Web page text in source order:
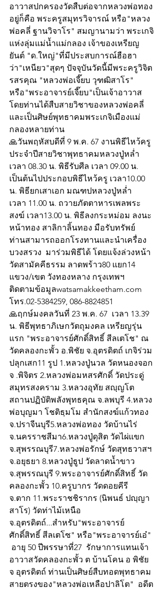
อาวาสปกครองวัดสืบต่อจากหลวงพ่อทอง
อยู่ก็คือ พระครูสมุทรวิจารณ์ หรือ"หลวง
พ่อคลี่ ฐานวิจาโร" สมญานามว่า พระเกจิ
แห่งลุ่มแม่น้ำแม่กลอง เจ้าของเหรียญ
ยันต์ "ด.ใหญ่"ที่มีประสบการณ์ฮือฮา
ว่า"เหนียว"สุดๆ ปัจจุบันวัดนี้มีพระครูวิจิต
รสรคุณ "หลวงพ่อเจี๊ยบ วุฑฒิสาโร"
หรือ"พระอาจารย์เจี๊ยบ"เป็นเจ้าอาวาส
โดยท่านได้สืบสายวิชาของหลวงพ่อคลี่
และเป็นศิษย์พุทธาคมพระเกจิเมืองแม่
กลองหลายท่าน
🙏วันพฤหัสบดีที่ 9 พ.ค. 67 งานพิธีไหว้ครู
ประจำปีสายวิชาพุทธาคมหลวงปู่หล่ำ
เวลา 08.30 น. พิธีรับศีล เวลา 09.00 น.
เป็นต้นไปประกอบพิธีไหว้ครู เวลา10.00
น. พิธียกเสาเอก มณฑปหลวงปู่หล่ำ
เวลา 11.00 น. ถวายภัตตาหารเพลพระ
สงฆ์ เวลา13.00 น. พิธีลงกระหม่อม ลงนะ
หน้าทอง สาลิกาลิ้นทอง มือรับทรัพย์
ท่านสามารถออกโรงทานและนำเครื่อง
บวงสรวง  มาร่วมพิธีได้ โดยแจ้งล่วงหน้า
วัดสามัคคีธรรม ลาดพร้าว80 แยก14
แขวง/เขต วังทองหลาง กรุงเทพฯ
ติดตามข้อมูลwatsamakkeetham.com
โทร.02-5384259, 086-8824851
🙏ฤกษ์มงคลวันที่ 23 พ.ค. 67  เวลา 13.39
น. พิธีพุทธาภิเษกวัตถุมงคล เหรียญรุ่น
แรก "พระอาจารย์ศักดิ์สิทธิ์ สีลเตโช" ณ
วัดคลองกะพั้ว อ.พิชัย จ.อุตรดิตถ์ เกจิร่วม
ปลุกเสก11 รูป 1.หลวงปู่นวล วัดหนองจอก
จ .พิจิตร 2.หลวงพ่อมหสรศักดิ์ วัดประดู่
สมุทรสงคราม 3.หลวงอุทัย สญฺญโต
สถานปฏิบัติพลังพุทธคุณ จ.ลพบุรี 4.หลวง
พ่อบุญมา โชติธฺมโม สำนักสงฆ์แก้วทอง
จ.ปราจีนบุรี5.หลวงพ่อทอง วัดบ้านไร่
จ.นครราชสีมา6.หลวงปู่ดุสิต วัดไผ่แขก
จ.สุพรรณบุรี7.หลวงพ่อรักษ์ วัดสุทธวาสฯ
จ.อยุธยา 8.หลวงปู่ธูป วัดลาดน้ำขาว
จ.สุพรรณบุรี 9.พระอาจารย์ศักดิ์สิทธิ์ วัด
คลองกะพั้ว 10.ครูบากร วัดดอยคีรี
จ.ตาก 11.พระราชชิรากร (นิพนธ์ ปญฺญา
สาโร) วัดท่าไม้เหนือ
จ.อุตรดิตถ์...สำหรับ"พระอาจารย์
ศักดิ์สิทธิ์ สีลเตโซ" หรือ"พระอาจารย์เอ๋"
อายุ 50 ปีพรรษาที่27  รักษาการแทนเจ้า
อาวาสวัดคลองกะพั้ว ต บ้านโคน อ พิชัย
จ อุตรดิตถ์ ท่านเป็นศิษย์สืบทอดพุทธาคม
สายตรงของ"หลวงพ่อเหลือปาลิโต"  อดีต